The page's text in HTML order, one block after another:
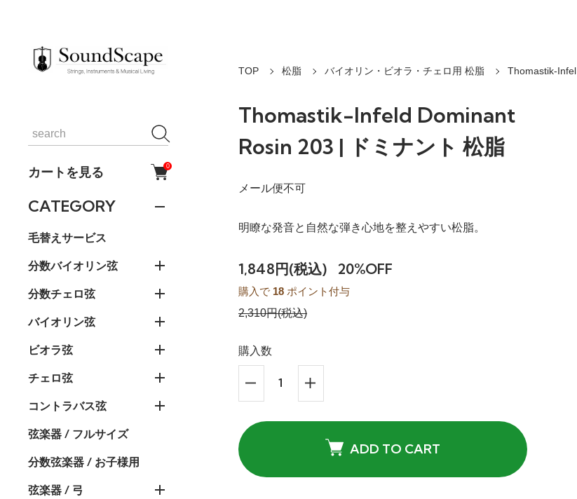
カートを見る 0
CATEGORY
毛替えサービス
分数バイオリン弦
分数チェロ弦
バイオリン弦
ビオラ弦
チェロ弦
コントラバス弦
弦楽器 / フルサイズ
分数弦楽器 / お子様用
弦楽器 / 弓
TOP 松脂 バイオリン・ビオラ・チェロ用 松脂 Thomastik-Infel
Thomastik-Infeld Dominant
Rosin 203 | ドミナント 松脂
メール便不可
明瞭な発音と自然な弾き心地を整えやすい松脂。
1,848円(税込) 20%OFF
購入で 18 ポイント付与
2,310円(税込)
購入数
ADD TO CART